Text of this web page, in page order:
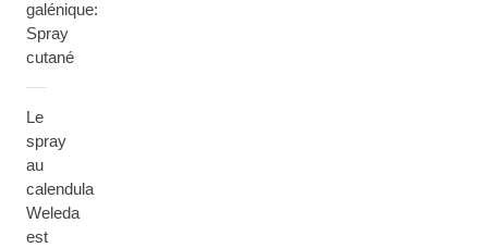
galénique:
Spray
cutané
Le
spray
au
calendula
Weleda
est